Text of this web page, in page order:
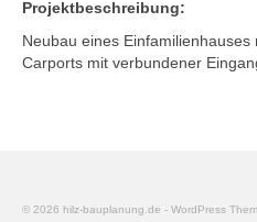
Projektbeschreibung:
Neubau eines
Carports mit verbundener
© 2026 hilz-bauplanung.de - WordPress